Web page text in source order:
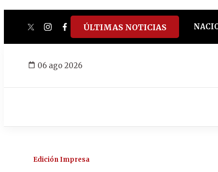
twitterinstagram
facebook
tiktokyoutube
spotify
ÚLTIMAS NOTICIAS
06 ago 2026
Edición Impresa